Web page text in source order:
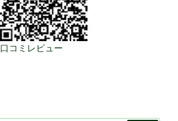
口コミレビュー